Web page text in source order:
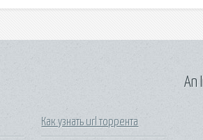
Как узнать url торрента
An